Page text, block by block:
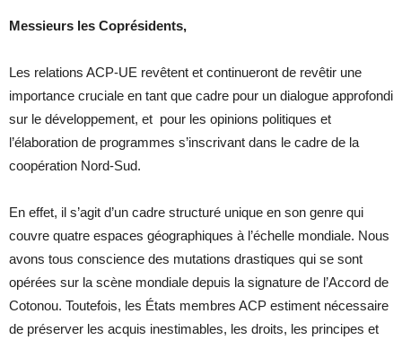
Messieurs les Coprésidents,
Les relations ACP-UE revêtent et continueront de revêtir une
importance cruciale en tant que cadre pour un dialogue approfondi
sur le développement, et pour les opinions politiques et
l’élaboration de programmes s’inscrivant dans le cadre de la
coopération Nord-Sud.
En effet, il s’agit d’un cadre structuré unique en son genre qui
couvre quatre espaces géographiques à l’échelle mondiale. Nous
avons tous conscience des mutations drastiques qui se sont
opérées sur la scène mondiale depuis la signature de l’Accord de
Cotonou. Toutefois, les États membres ACP estiment nécessaire
de préserver les acquis inestimables, les droits, les principes et